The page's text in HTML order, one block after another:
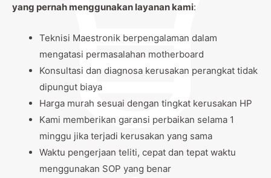
yang pernah menggunakan layanan kami:
Teknisi Maestronik berpengalaman dalam
mengatasi permasalahan motherboard
Konsultasi dan diagnosa kerusakan perangkat tidak
dipungut biaya
Harga murah sesuai dengan tingkat kerusakan HP
Kami memberikan garansi perbaikan selama 1
minggu jika terjadi kerusakan yang sama
Waktu pengerjaan teliti, cepat dan tepat waktu
menggunakan SOP yang benar